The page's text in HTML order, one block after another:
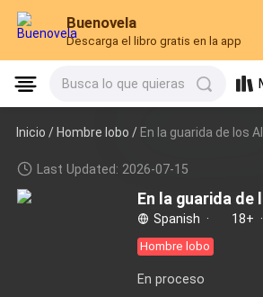
Buenovela
Descarga el libro gratis en la app
Busca lo que quieras
Inicio /Hombre lobo / En la guarida de los
Last Updated: 2026-07-15
En la guarida de
Spanish · 18+ ·
Hombre lobo
En proceso